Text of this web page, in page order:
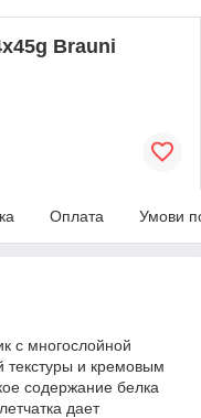
Brauni
Оплата Умови
с многослойной
текстуры и кремовым
содержание белка
дает